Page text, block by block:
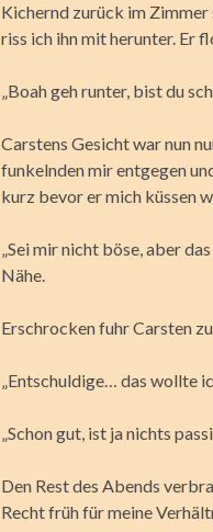
Kichernd zurück im Zimmer
riss ich ihn mit herunter. Er
„Boah geh runter, bist du
Carstens Gesicht war nun
funkelnden mir entgegen
kurz bevor er mich küssen
„Sei mir nicht böse, aber
Nähe.
Erschrocken fuhr Carsten
„Entschuldige… das wollte
„Schon gut, ist ja nichts
Den Rest des Abends
Recht früh für meine